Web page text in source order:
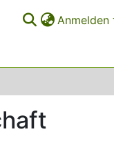
Anmelden